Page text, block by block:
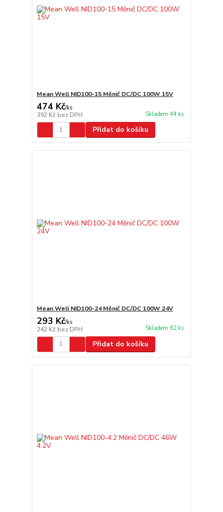
Mean Well NID100-15 Měnič DC/DC 100W 15V
474 Kč/ks
392 Kč bez DPH Skladem 44 ks
Přidat do košíku
Mean Well NID100-24 Měnič DC/DC 100W 24V
293 Kč/ks
242 Kč bez DPH Skladem 62 ks
Přidat do košíku